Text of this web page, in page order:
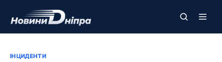
ІНЦИДЕНТИ